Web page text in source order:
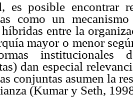
es posible encontrar
como un
entre la
mayor o menor
institucionales
dan especial
conjuntas asumen la
(Kumar y Seth,